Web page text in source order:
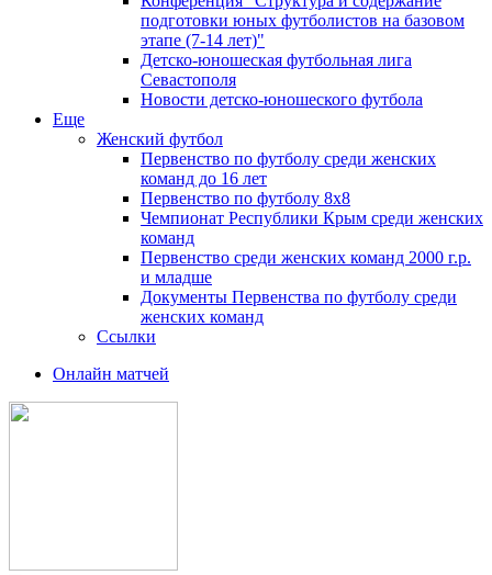
подготовки юных футболистов на базовом
этапе (7-14 лет)"
Детско-юношеская футбольная лига
Севастополя
Новости детско-юношеского футбола
Еще
Женский футбол
Первенство по футболу среди женских
команд до 16 лет
Первенство по футболу 8х8
Чемпионат Республики Крым среди женских
команд
Первенство среди женских команд 2000 г.р.
и младше
Документы Первенства по футболу среди
женских команд
Ссылки
Онлайн матчей